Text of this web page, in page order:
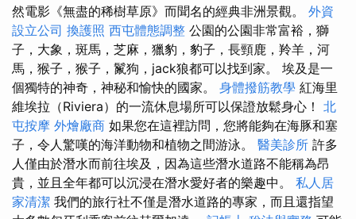
然電影《無盡的稀樹草原》而聞名的經典非洲景觀。 外資
設立公司 換護照 西屯體態調整 公園的公園非常富裕，獅
子，大象，斑馬，芝麻，獵豹，豹子，長頸鹿，羚羊，河
馬，猴子，猴子，鬣狗，jack狼都可以找到家。 埃及是一
個獨特的神奇，神秘和愉快的國家。 身體撥筋教學 紅海里
維埃拉（Riviera）的一流休息場所可以保證放鬆身心！ 北
屯按摩 外燴廠商 如果您在這裡訪問，您將能夠在海豚和塞
子，令人驚嘆的海洋動物和植物之間游泳。 醫美診所 許多
人僅由於潛水而前往埃及，因為這些潛水道路不能稱為昂
貴，並且全年都可以沉浸在潛水愛好者的樂趣中。 私人居
家清潔 我們的旅行社不僅是潛水道路的專家，而且還指望